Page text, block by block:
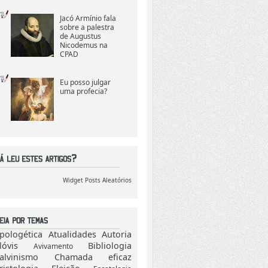
Jacó Armínio fala
sobre a palestra
de Augustus
Nicodemus na
CPAD
Eu posso julgar
uma profecia?
Widget Posts Aleatórios
Atualidades Autoria
Avivamento
Bibliologia
Chamada eficaz